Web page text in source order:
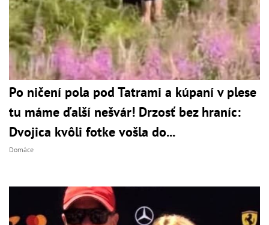
Po ničení pola pod Tatrami a kúpaní v plese
tu máme ďalší nešvár! Drzosť bez hraníc:
Dvojica kvôli fotke vošla do...
Domáce